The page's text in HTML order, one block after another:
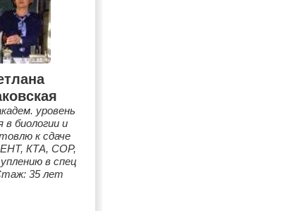
уровень
в биологии и
к сдаче
ЕНТ, КТА, СОР,
в спец
35 лет